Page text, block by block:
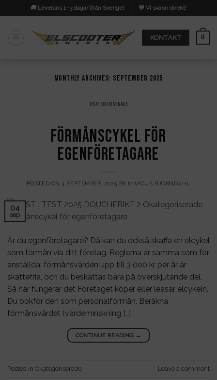
to
🚚 Leverans 1–3 dagar (från Sverige) 💬 Vi svarar direkt!
KONTAKT 0
MONTHLY ARCHIVES: SEPTEMBER 2025
OKATEGORISERADE
Förmånscykel för
egenföretagare
POSTED ON 4 SEPTEMBER, 2025 BY MARCUS BJÖRNDAHL
04
sep
Är du egenföretagare? Då kan du också skaffa en elcykel
som förmån via ditt företag. Reglerna är samma som för
anställda: förmånsvärden upp till 3 000 kr per år är
skattefria, och du beskattas bara på överskjutande del.
Så här fungerar det Företaget köper eller leasar elcykeln.
Du bokför den som personalförmån. Beräkna
förmånsvärdet (värdeminskning […]
CONTINUE READING →
Posted in Okategoriserade Leave a comment